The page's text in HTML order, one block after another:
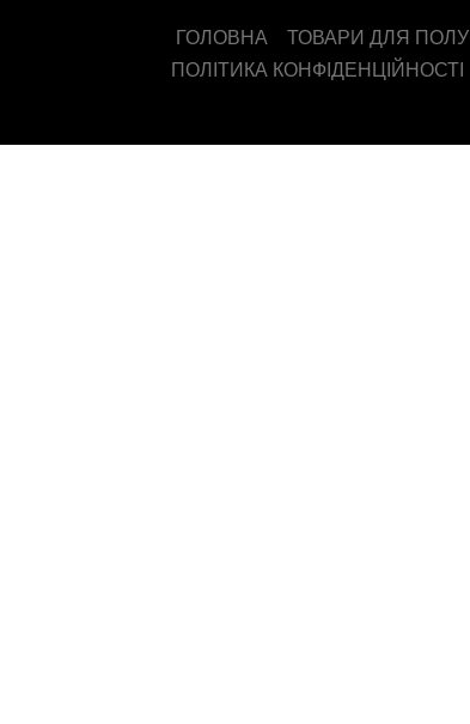
ГОЛОВНА ТОВАРИ ДЛЯ ПОЛУ
ПОЛІТИКА КОНФІДЕНЦІЙНОСТІ